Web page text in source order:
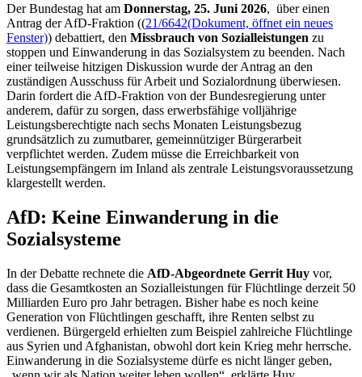
Der Bundestag hat am Donnerstag, 25. Juni 2026, über einen
Antrag der AfD-Fraktion ((21/6642(Dokument, öffnet ein neues
Fenster)) debattiert, den Missbrauch von Sozialleistungen zu
stoppen und Einwanderung in das Sozialsystem zu beenden. Nach
einer teilweise hitzigen Diskussion wurde der Antrag an den
zuständigen Ausschuss für Arbeit und Sozialordnung überwiesen.
Darin fordert die AfD-Fraktion von der Bundesregierung unter
anderem, dafür zu sorgen, dass erwerbsfähige volljährige
Leistungsberechtigte nach sechs Monaten Leistungsbezug
grundsätzlich zu zumutbarer, gemeinnütziger Bürgerarbeit
verpflichtet werden. Zudem müsse die Erreichbarkeit von
Leistungsempfängern im Inland als zentrale Leistungsvoraussetzung
klargestellt werden.
AfD: Keine Einwanderung in die
Sozialsysteme
In der Debatte rechnete die AfD-Abgeordnete Gerrit Huy vor,
dass die Gesamtkosten an Sozialleistungen für Flüchtlinge derzeit 50
Milliarden Euro pro Jahr betragen. Bisher habe es noch keine
Generation von Flüchtlingen geschafft, ihre Renten selbst zu
verdienen. Bürgergeld erhielten zum Beispiel zahlreiche Flüchtlinge
aus Syrien und Afghanistan, obwohl dort kein Krieg mehr herrsche.
Einwanderung in die Sozialsysteme dürfe es nicht länger geben,